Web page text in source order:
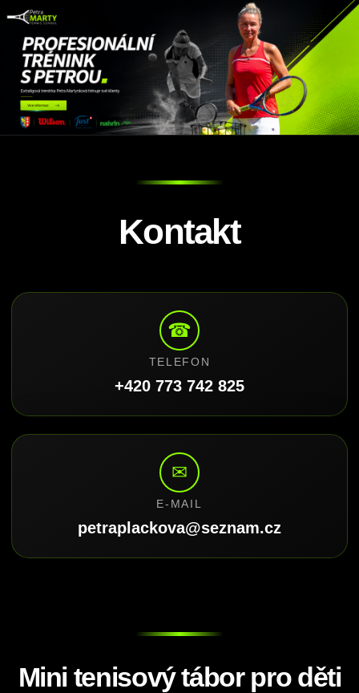
Kontakt
☎
TELEFON
+420 773 742 825
✉
E-MAIL
petraplackova@seznam.cz
Mini tenisový tábor pro děti